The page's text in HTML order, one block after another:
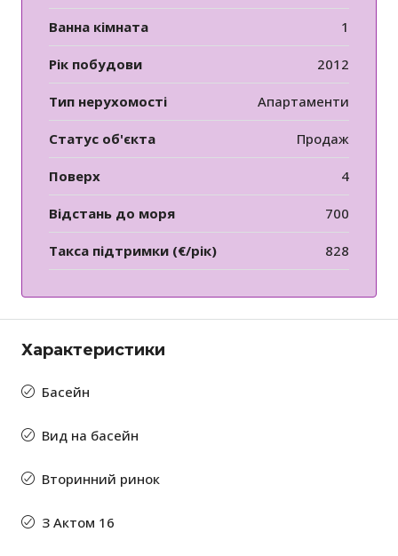
Ванна кімната 1
Рік побудови 2012
Тип нерухомості Апартаменти
Статус об'єкта Продаж
Поверх 4
Відстань до моря 700
Такса підтримки (€/рік) 828
Характеристики
Басейн
Вид на басейн
Вторинний ринок
З Актом 16